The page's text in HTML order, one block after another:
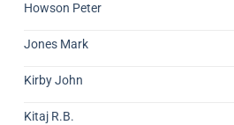
Howson Peter
Jones Mark
Kirby John
Kitaj R.B.